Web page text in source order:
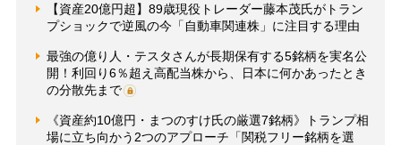
【資産20億円超】89歳現役トレーダー藤本茂氏がトラン
プショックで逆風の今「自動車関連株」に注目する理由
最強の億り人・テスタさんが長期保有する5銘柄を実名公
開！利回り6％超え高配当株から、日本に何かあったとき
の分散先まで
《資産約10億円・まつのすけ氏の厳選7銘柄》トランプ相
場に立ち向かう2つのアプローチ「関税フリー銘柄を選